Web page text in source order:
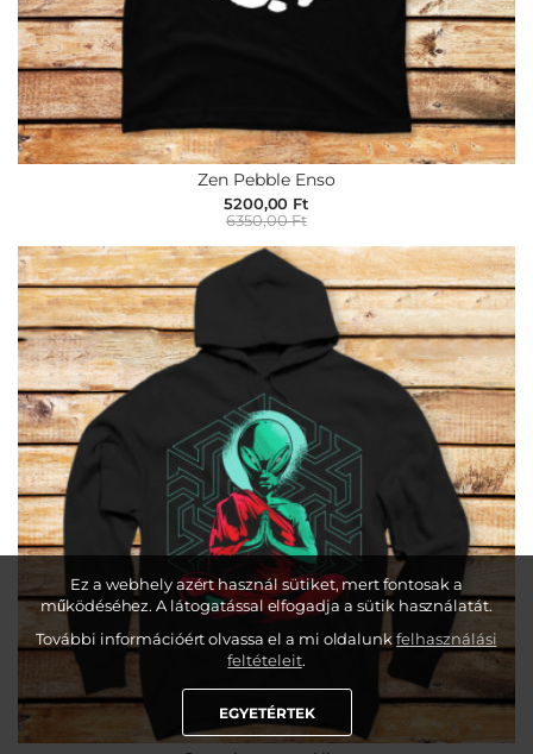
Zen Pebble Enso
5200,00 Ft
6350,00 Ft
Ez a webhely azért használ sütiket, mert fontosak a
működéséhez. A látogatással elfogadja a sütik használatát.
További információért olvassa el a mi oldalunkfelhasználási
feltételeit.
EGYETÉRTEK